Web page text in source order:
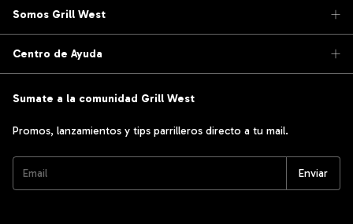
Somos Grill West
Centro de Ayuda
Sumate a la comunidad Grill West
Promos, lanzamientos y tips parrilleros directo a tu mail.